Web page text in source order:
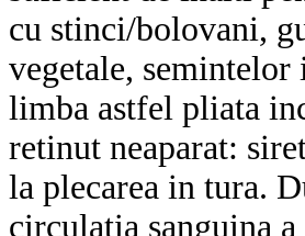
cu stinci/bolovani,
vegetale,
limba astfel pliata
retinut neaparat:
la plecarea in tura.
circulatia sanguina